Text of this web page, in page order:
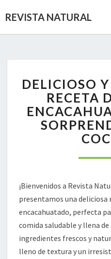
REVISTA NATURAL
Y
DELICIOSO
RECETA
¡Bienvenidos a Revista
presentamos una deliciosa
encacahuatado, perfecta
comida saludable y llena
ingredientes frescos y
lleno de textura y un